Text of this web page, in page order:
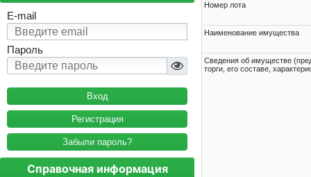
E-mail
Пароль
Регистрация
Забыли пароль?
Справочная информация
Номер лота
Наименование имущества
Cведения об имуществе
торги, его составе,